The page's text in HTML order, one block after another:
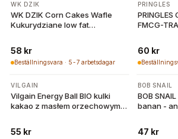
WK DZIK
WK DZIK Corn Cakes Wafle
Kukurydziane low fat
58 kr
Beställningsvara · 5-7 arbetsdagar
PRINGLES
PRINGLES
FMCG-
60 kr
VILGAIN
Vilgain Energy Ball BIO kulki
kakao z masłem orzechowym
55 kr
BOB SNAIL
BOB
banan -
47 kr